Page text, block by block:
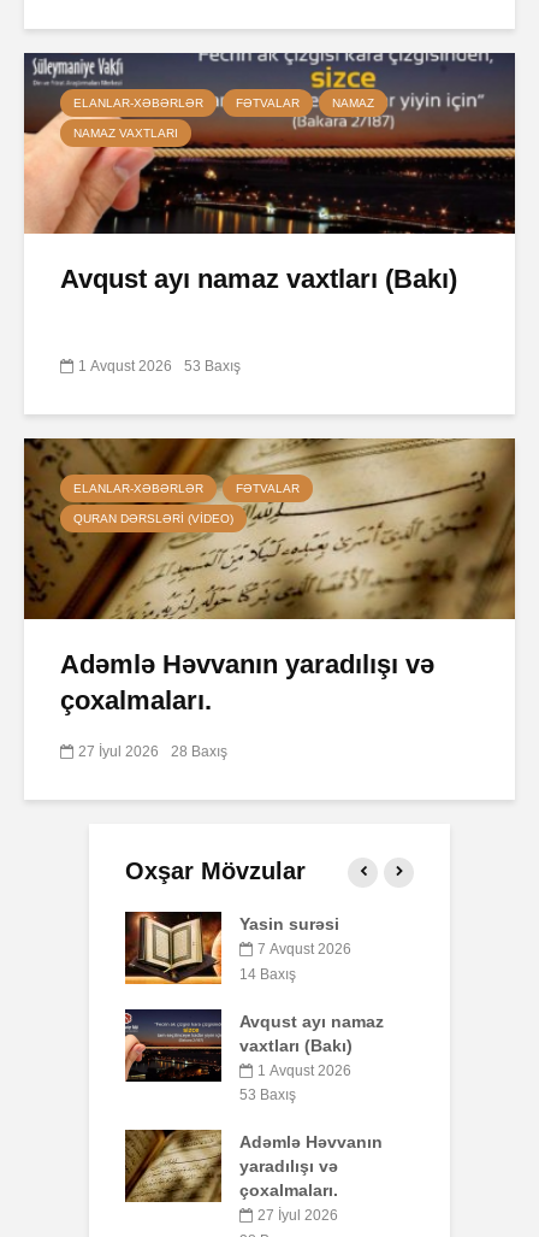
ELANLAR-XƏBƏRLƏR FƏTVALAR NAMAZ
NAMAZ VAXTLARI
Avqust ayı namaz vaxtları (Bakı)
1 Avqust 2026 53 Baxış
ELANLAR-XƏBƏRLƏR FƏTVALAR
QURAN DƏRSLƏRI (VIDEO)
Adəmlə Həvvanın yaradılışı və
çoxalmaları.
27 İyul 2026 28 Baxış
Oxşar Mövzular
Qeyri-müsəlmanı
öldürən bir
müsəlmana qisas
edilərmi?
17 İyul 2026
30 Baxış
10 İyul 2026
41 Baxış
Faiz nədir?